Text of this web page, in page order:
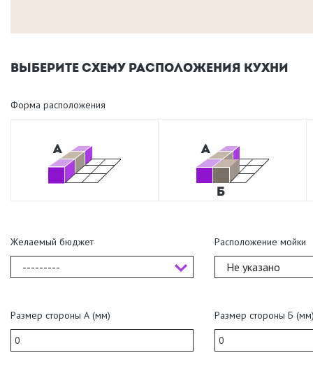
ВЫБЕРИТЕ СХЕМУ РАСПОЛОЖЕНИЯ КУХНИ
Форма расположения
Желаемый бюджет
---------
Размер стороны А (мм)
Расположение мойки
Не указано
Размер стороны Б